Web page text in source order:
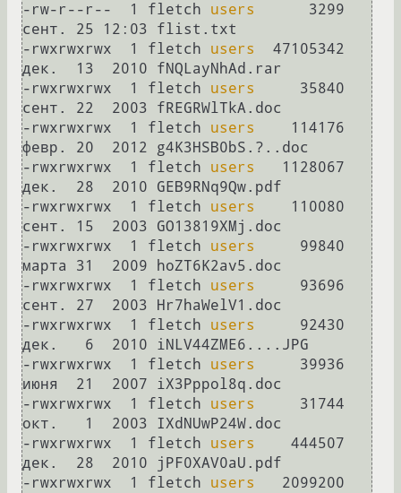
-rw-r--r--  1 fletch users
      3299
сент. 25 12:03 flist.txt
-rwxrwxrwx  1 fletch users
  47105342
дек.  13  2010 fNQLayNhAd.rar
-rwxrwxrwx  1 fletch users
     35840
сент. 22  2003 fREGRWlTkA.doc
-rwxrwxrwx  1 fletch users
    114176
февр. 20  2012 g4K3HSB0bS.?..doc
-rwxrwxrwx  1 fletch users
   1128067
дек.  28  2010 GEB9RNq9Qw.pdf
-rwxrwxrwx  1 fletch users
    110080
сент. 15  2003 GO13819XMj.doc
-rwxrwxrwx  1 fletch users
     99840
марта 31  2009 hoZT6K2av5.doc
-rwxrwxrwx  1 fletch users
     93696
сент. 27  2003 Hr7haWelV1.doc
-rwxrwxrwx  1 fletch users
     92430
дек.   6  2010 iNLV44ZME6....JPG
-rwxrwxrwx  1 fletch users
     39936
июня  21  2007 iX3Pppol8q.doc
-rwxrwxrwx  1 fletch users
     31744
окт.   1  2003 IXdNUwP24W.doc
-rwxrwxrwx  1 fletch users
    444507
дек.  28  2010 jPF0XAV0aU.pdf
-rwxrwxrwx  1 fletch users
   2099200